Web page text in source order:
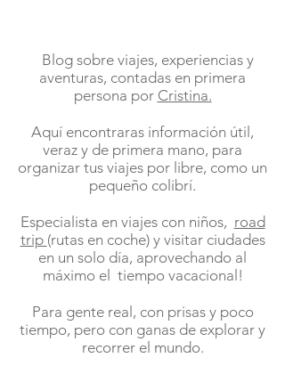
Blog sobre viajes, experiencias y
aventuras, contadas en primera
persona por Cristina.
Aquí encontraras información útil,
veraz y de primera mano, para
organizar tus viajes por libre, como un
pequeño colibrí.
Especialista en viajes con niños, road
trip (rutas en coche) y visitar ciudades
en un solo día, aprovechando al
máximo el tiempo vacacional!
Para gente real, con prisas y poco
tiempo, pero con ganas de explorar y
recorrer el mundo.